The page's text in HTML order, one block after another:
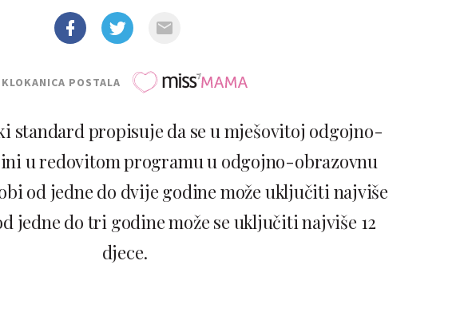
KLOKANICA POSTALA
standard propisuje da se u mješovitoj odgojno-
u redovitom programu u odgojno-obrazovnu
od jedne do dvije godine može uključiti najviše
jedne do tri godine može se uključiti najviše 12
djece.